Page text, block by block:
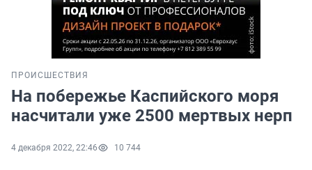
ПРОИСШЕСТВИЯ
На побережье Каспийского моря
насчитали уже 2500 мертвых нерп
4 декабря 2022, 22:46 10 744